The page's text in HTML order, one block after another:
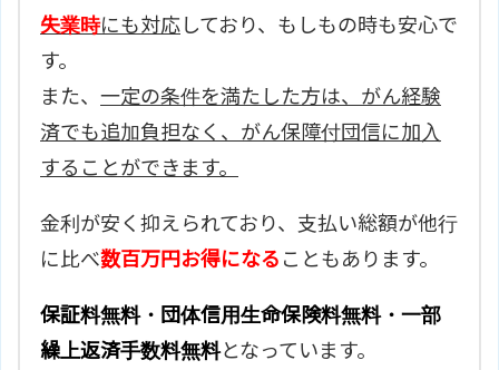
失業時にも対応しており、もしもの時も安心で
す。
また、 一定の条件を満たした方は、がん経験
済でも追加負担なく、がん保障付団信に加入
することができます。
金利が安く抑えられており、支払い総額が他行
に比べ数百万円お得になる こともあります。
保証料無料・団体信用生命保険料無料・一部
繰上返済手数料無料となっています。